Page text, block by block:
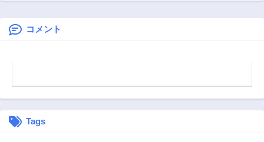
第9話 第8話
第7話
第1話
う。 ～優雅なスロ
ーライフで大忙し
らエッチなクエス
コメント
Tags